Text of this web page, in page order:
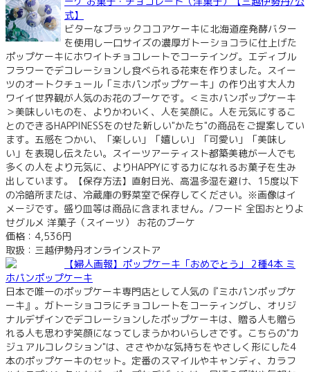
式】
ビターなブラックココアケーキに北海道産発酵バター
を使用し一口サイズの濃厚ガトーショコラに仕上げた
ポップケーキにホワイトチョコレートでコーテイング。エディブル
フラワーでデコレーションし食べられる花束を作りました。スイー
ツのオートクチュール「ミホパンポップケーキ」の作り出す大人カ
ワイイ世界観が人気のお花のブーケです。＜ミホパンポップケーキ
＞美味しいものを、よりかわいく、人を笑顔に。人を元気にするこ
とのできるHAPPINESSをのせた新しい"かたち"の商品をご提案してい
ます。五感をつかい、「楽しい」「嬉しい」「可愛い」「美味し
い」を表現し伝えたい。スイーツアーティスト都築美穂が一人でも
多くの人をより元気に、よりHAPPYにする力になれるお菓子を生み
出しています。【保存方法】直射日光、高温多湿を避け、15度以下
の冷暗所または、冷蔵庫の野菜室で保存してください。※画像はイ
メージです。盛り皿等は商品に含まれません。/フード 全国おとりよ
せグルメ 洋菓子（スイーツ） お花のブーケ
価格：4,536円
取扱：三越伊勢丹オンラインストア
【婦人画報】ポップケーキ「おめでとう」 2種4本 ミ
ホパンポップケーキ
日本で唯一のポップケーキ専門店として人気の『ミホパンポップケ
ーキ』。ガトーショコラにチョコレートをコーティングし、オリジ
ナルデザインでデコレーションしたポップケーキは、贈る人も贈ら
れる人も思わず笑顔になってしまうかわいらしさです。こちらの"カ
ジュアルコレクション"は、ささやかな気持ちをやさしく形にした4
本のポップケーキのセット。定番のスマイルやキャンディ、カラフ